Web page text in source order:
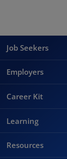
Job Seekers
Employers
Career Kit
Learning
Resources